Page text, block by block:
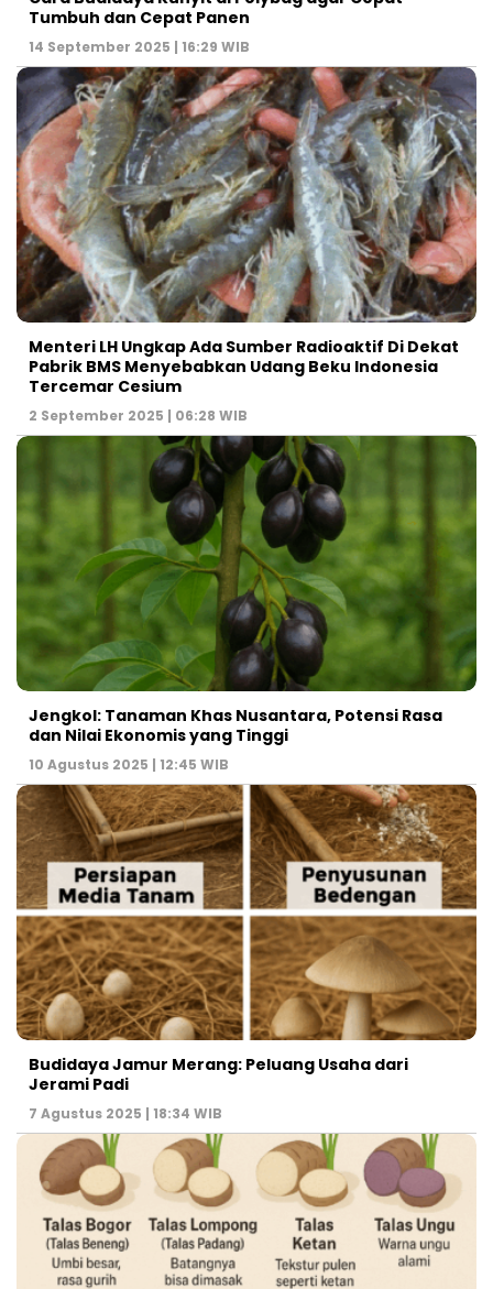
Tumbuh dan Cepat Panen
14 September 2025 | 16:29 WIB
Menteri LH Ungkap Ada Sumber Radioaktif Di Dekat
Pabrik BMS Menyebabkan Udang Beku Indonesia
Tercemar Cesium
2 September 2025 | 06:28 WIB
Jengkol: Tanaman Khas Nusantara, Potensi Rasa
dan Nilai Ekonomis yang Tinggi
10 Agustus 2025 | 12:45 WIB
Budidaya Jamur Merang: Peluang Usaha dari
Jerami Padi
7 Agustus 2025 | 18:34 WIB